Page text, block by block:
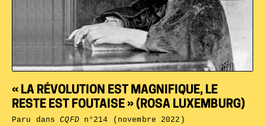
« LA RÉVOLUTION EST MAGNIFIQUE, LE
RESTE EST FOUTAISE » (ROSA LUXEMBURG)
Paru dansCQFDn°214 (novembre 2022)